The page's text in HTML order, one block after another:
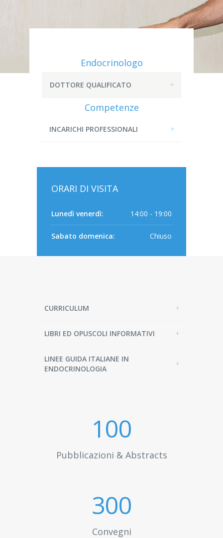
Endocrinologo
DOTTORE QUALIFICATO
Competenze
INCARICHI PROFESSIONALI
ORARI DI VISITA
Lunedì venerdì: 14:00 - 19:00
Sabato domenica: Chiuso
CURRICULUM
LIBRI ED OPUSCOLI INFORMATIVI
LINEE GUIDA ITALIANE IN
ENDOCRINOLOGIA
100
Pubblicazioni & Abstracts
300
Convegni